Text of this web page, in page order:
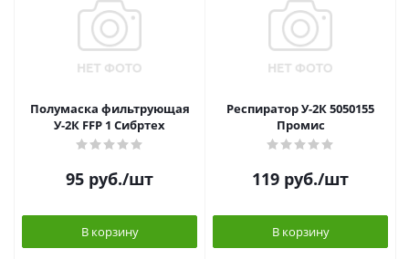
Полумаска фильтрующая
У-2К FFP 1 Сибртех
95 руб./шт
В корзину
Респиратор У-2К 5050155
Промис
119 руб./шт
В корзину